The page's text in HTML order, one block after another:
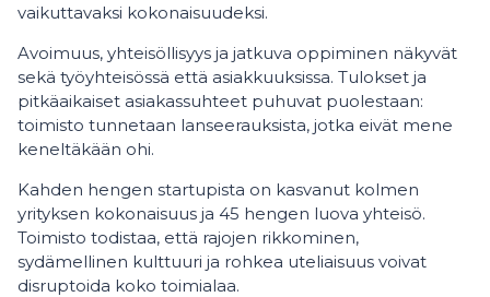
vaikuttavaksi kokonaisuudeksi.
Avoimuus, yhteisöllisyys ja jatkuva oppiminen näkyvät
sekä työyhteisössä että asiakkuuksissa. Tulokset ja
pitkäaikaiset asiakassuhteet puhuvat puolestaan:
toimisto tunnetaan lanseerauksista, jotka eivät mene
keneltäkään ohi.
Kahden hengen startupista on kasvanut kolmen
yrityksen kokonaisuus ja 45 hengen luova yhteisö.
Toimisto todistaa, että rajojen rikkominen,
sydämellinen kulttuuri ja rohkea uteliaisuus voivat
disruptoida koko toimialaa.